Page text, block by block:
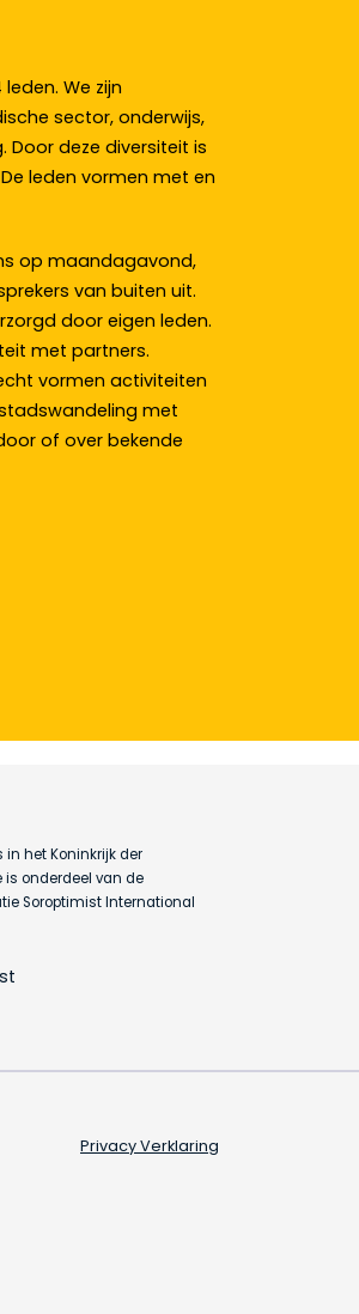
We zijn
sector, onderwijs,
Door deze diversiteit is
leden vormen met en
op maandagavond,
van buiten uit.
door eigen leden.
met partners.
vormen activiteiten
met
of over bekende
in het Koninkrijk der
onderdeel van de
Soroptimist International
Privacy Verklaring